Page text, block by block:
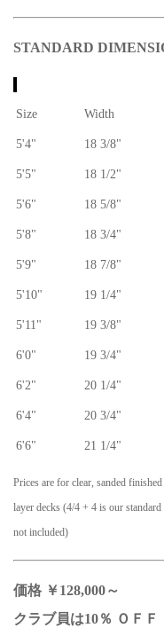
STANDARD
Size Width
5'4" 18 3/8"
5'5" 18 1/2"
5'6" 18 5/8"
5'8" 18 3/4"
5'9" 18 7/8"
5'10" 19 1/4"
5'11" 19 3/8"
6'0" 19 3/4"
6'2" 20 1/4"
6'4" 20 3/4"
6'6" 21 1/4"
Prices are for clear, sanded
layer decks (4/4 + 4 is our
not included)
価格 ￥128,000～
クラブ員は10％ ＯＦＦ